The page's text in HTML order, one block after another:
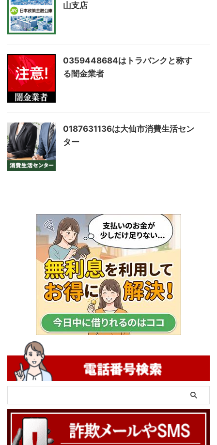
山支店
0359448684はトラバンクと称す
る闇金業者
0187631136は大仙市消費生活セン
ター